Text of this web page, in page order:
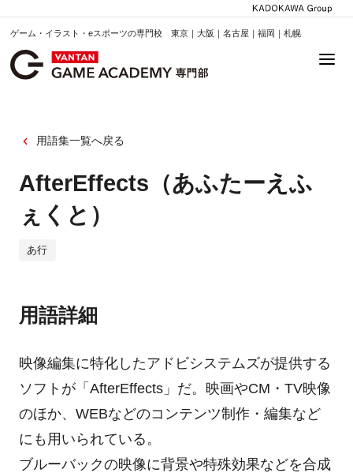
ゲーム・イラスト・eスポーツの専門校 東京｜大阪｜名古屋｜福岡｜札幌
用語集一覧へ戻る
AfterEffects（あふたーえふ
ぇくと）
あ行
用語詳細
映像編集に特化したアドビシステムズが提供する
ソフトが「AfterEffects」だ。映画やCM・TV映像
のほか、WEBなどのコンテンツ制作・編集など
にも用いられている。
ブルーバックの映像に背景や特殊効果などを合成